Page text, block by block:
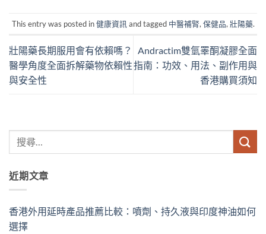
This entry was posted in健康資訊 and tagged 中醫補腎, 保健品, 壯陽藥.
壯陽藥長期服用會有依賴嗎？
醫學角度全面拆解藥物依賴性
與安全性
Andractim雙氫睪酮凝膠全面
指南：功效、用法、副作用與
香港購買須知
近期文章
香港外用延時產品推薦比較：噴劑、持久液與印度神油如何
選擇